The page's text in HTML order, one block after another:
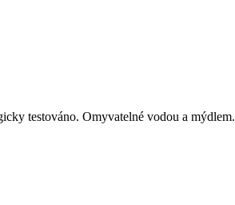
testováno. Omyvatelné vodou a mýdlem.